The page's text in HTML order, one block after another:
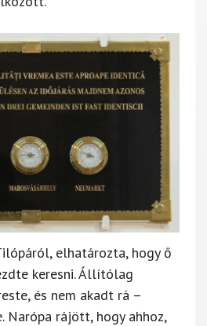
elhatározta, hogy ő
keresni. Állítólag
és nem akadt rá –
rájött, hogy ahhoz,